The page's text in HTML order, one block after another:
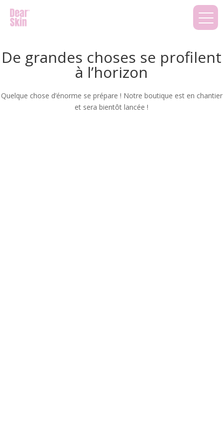
De grandes choses se profilent
à l’horizon
Quelque chose d’énorme se prépare ! Notre boutique est en chantier
et sera bientôt lancée !